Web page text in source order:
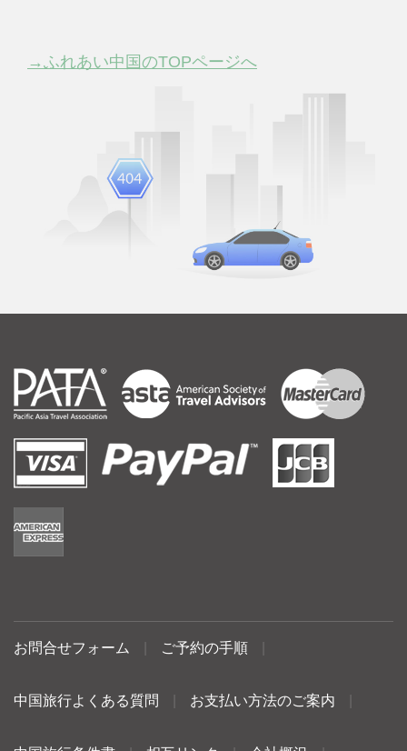
→ふれあい中国のTOPページへ
お問合せフォーム ご予約の手順
中国旅行よくある質問 お支払い方法のご案内